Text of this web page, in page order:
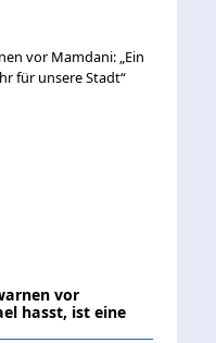
vor
hasst, ist eine